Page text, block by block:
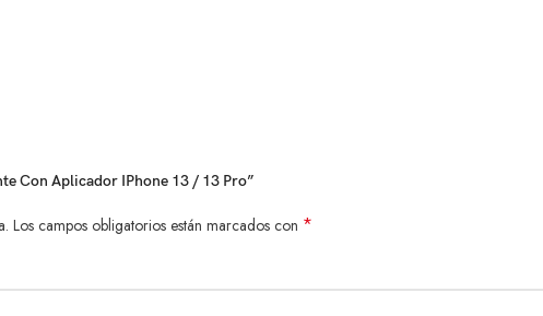
Con Aplicador IPhone 13 / 13 Pro”
Los campos obligatorios están marcados con *